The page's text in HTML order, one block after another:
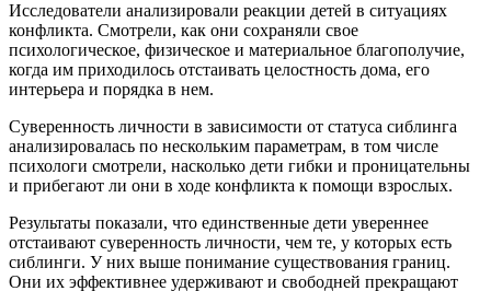
Исследователи анализировали реакции детей в ситуациях
конфликта. Смотрели, как они сохраняли свое
психологическое, физическое и материальное благополучие,
когда им приходилось отстаивать целостность дома, его
интерьера и порядка в нем.
Суверенность личности в зависимости от статуса сиблинга
анализировалась по нескольким параметрам, в том числе
психологи смотрели, насколько дети гибки и проницательны
и прибегают ли они в ходе конфликта к помощи взрослых.
Результаты показали, что единственные дети увереннее
отстаивают суверенность личности, чем те, у которых есть
сиблинги. У них выше понимание существования границ.
Они их эффективнее удерживают и свободней прекращают